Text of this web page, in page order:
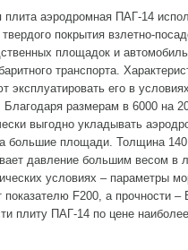
плита аэродромная ПАГ-14
твердого покрытия взлетно-
площадок и
транспорта.
эксплуатировать его в
Благодаря размерам в 6000 на
выгодно укладывать
большие площади. Толщина
давление большим весом в
условиях – параметры
показателю F200, а прочности
плиту ПАГ-14 по цене